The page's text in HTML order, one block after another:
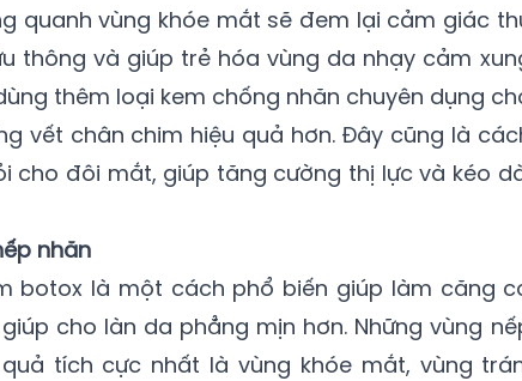
quanh vùng khóe mắt sẽ đem lại cảm giác
thông và giúp trẻ hóa vùng da nhạy cảm
thêm loại kem chống nhăn chuyên dụng
vết chân chim hiệu quả hơn. Đây cũng là
cho đôi mắt, giúp tăng cường thị lực và kéo
nhăn
botox là một cách phổ biến giúp làm căng
cho làn da phẳng mịn hơn. Những vùng
tích cực nhất là vùng khóe mắt, vùng